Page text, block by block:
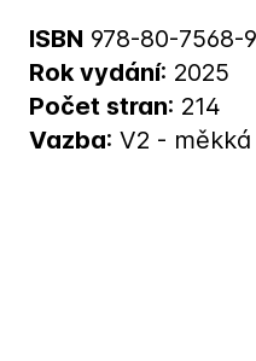
ISBN 978-80-7568-
Rok vydání: 2025
Počet stran: 214
Vazba: V2 -